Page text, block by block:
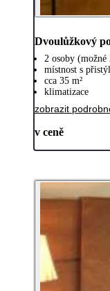
Dvoulůžkový
2 osoby
místnost s
cca 35 m²
klimatizace
zobrazit
v ceně